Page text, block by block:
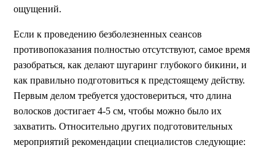
ощущений.
Если к проведению безболезненных сеансов
противопоказания полностью отсутствуют, самое время
разобраться, как делают шугаринг глубокого бикини, и
как правильно подготовиться к предстоящему действу.
Первым делом требуется удостовериться, что длина
волосков достигает 4-5 см, чтобы можно было их
захватить. Относительно других подготовительных
мероприятий рекомендации специалистов следующие: